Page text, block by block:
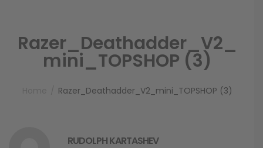
Razer_Deathadder_V2_
mini_TOPSHOP (3)
Razer_Deathadder_V2_mini_TOPSHOP (3)
RUDOLPH KARTASHEV